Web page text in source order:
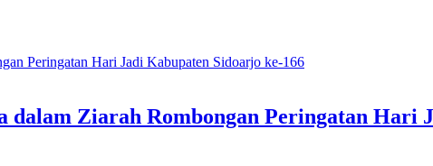
Ziarah Rombongan Peringatan Hari